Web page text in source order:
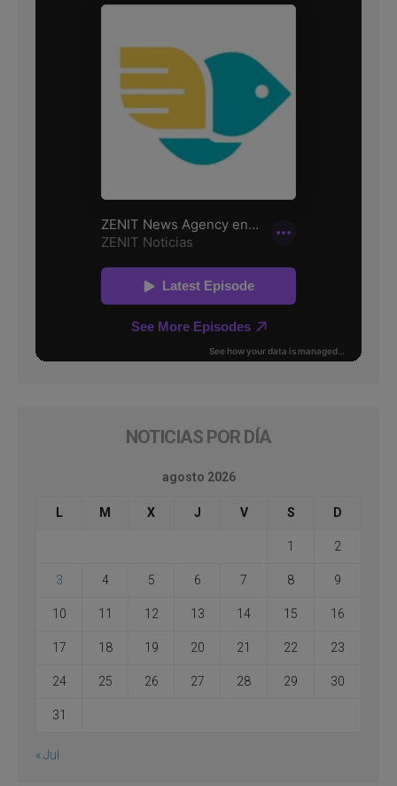
NOTICIAS POR DÍA
agosto 2026
L M X J V S D
1 2
3 4 5 6 7 8 9
10 11 12 13 14 15 16
17 18 19 20 21 22 23
24 25 26 27 28 29 30
31
« Jul